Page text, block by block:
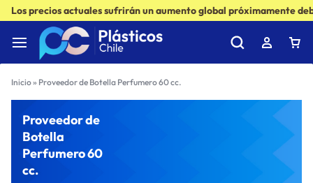
Los precios actuales sufrirán un aumento global próximamente
Inicio» Proveedor de Botella Perfumero 60 cc.
Proveedor de
Botella
Perfumero 60
cc.